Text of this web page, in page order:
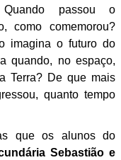
passou o
como comemorou?
imagina o futuro do
quando, no espaço,
Terra? De que mais
quanto tempo
que os alunos do
Sebastião e